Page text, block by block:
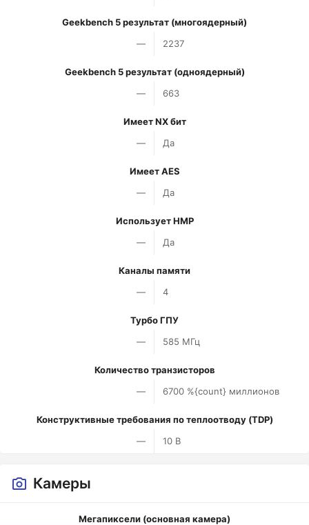
Geekbench 5 результат (многоядерный)
—
2237
Geekbench 5 результат (одноядерный)
—
663
Имеет NX бит
—
Да
Имеет AES
—
Да
Использует HMP
—
Да
Каналы памяти
—
4
Турбо ГПУ
—
585 МГц
Количество транзисторов
—
6700 %{count} миллионов
Конструктивные требования по теплоотводу (TDP)
—
10 В
Камеры
Мегапиксели (основная камера)